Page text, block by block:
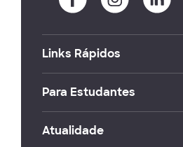
Links Rápidos
Para Estudantes
Atualidade